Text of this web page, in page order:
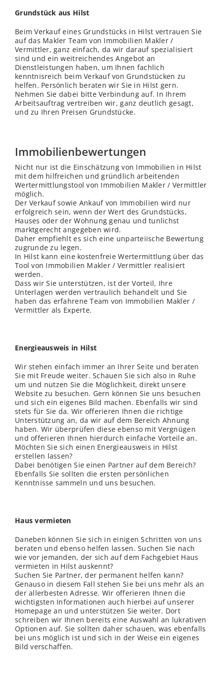
Grundstück aus Hilst
Beim Verkauf eines Grundstücks in Hilst vertrauen Sie
auf das Makler Team von Immobilien Makler /
Vermittler, ganz einfach, da wir darauf spezialisiert
sind und ein weitreichendes Angebot an
Dienstleistungen haben, um Ihnen fachlich
kenntnisreich beim Verkauf von Grundstücken zu
helfen. Persönlich beraten wir Sie in Hilst gern.
Nehmen Sie dabei bitte Verbindung auf. In Ihrem
Arbeitsauftrag vertreiben wir, ganz deutlich gesagt,
und zu Ihren Preisen Grundstücke.
Immobilienbewertungen
Nicht nur ist die Einschätzung von Immobilien in Hilst
mit dem hilfreichen und gründlich arbeitenden
Wertermittlungstool von Immobilien Makler / Vermittler
möglich.
Der Verkauf sowie Ankauf von Immobilien wird nur
erfolgreich sein, wenn der Wert des Grundstücks,
Hauses oder der Wohnung genau und tunlichst
marktgerecht angegeben wird.
Daher empfiehlt es sich eine unparteiische Bewertung
zugrunde zu legen.
In Hilst kann eine kostenfreie Wertermittlung über das
Tool von Immobilien Makler / Vermittler realisiert
werden.
Dass wir Sie unterstützen, ist der Vorteil, Ihre
Unterlagen werden vertraulich behandelt und Sie
haben das erfahrene Team von Immobilien Makler /
Vermittler als Experte.
Energieausweis in Hilst
Wir stehen einfach immer an Ihrer Seite und beraten
Sie mit Freude weiter. Schauen Sie sich also in Ruhe
um und nutzen Sie die Möglichkeit, direkt unsere
Website zu besuchen. Gern können Sie uns besuchen
und sich ein eigenes Bild machen. Ebenfalls wir sind
stets für Sie da. Wir offerieren Ihnen die richtige
Unterstützung an, da wir auf dem Bereich Ahnung
haben. Wir überprüfen diese ebenso mit Vergnügen
und offerieren Ihnen hierdurch einfache Vorteile an.
Möchten Sie sich einen Energieausweis in Hilst
erstellen lassen?
Dabei benötigen Sie einen Partner auf dem Bereich?
Ebenfalls Sie sollten die ersten persönlichen
Kenntnisse sammeln und uns besuchen.
Haus vermieten
Daneben können Sie sich in einigen Schritten von uns
beraten und ebenso helfen lassen. Suchen Sie nach
wie vor jemanden, der sich auf dem Fachgebiet Haus
vermieten in Hilst auskennt?
Suchen Sie Partner, der permanent helfen kann?
Genauso in diesem Fall stehen Sie bei uns mehr als an
der allerbesten Adresse. Wir offerieren Ihnen die
wichtigsten Informationen auch hierbei auf unserer
Homepage an und unterstützen Sie weiter. Dort
schreiben wir Ihnen bereits eine Auswahl an lukrativen
Optionen auf. Sie sollten daher schauen, was ebenfalls
bei uns möglich ist und sich in der Weise ein eigenes
Bild verschaffen.